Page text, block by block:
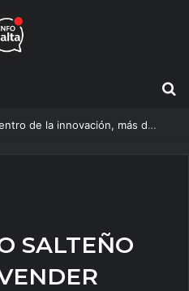
Salta se convierte en epicentro de la innovación, más de 600 personas ya participan del NOA Innova
SALTEÑO